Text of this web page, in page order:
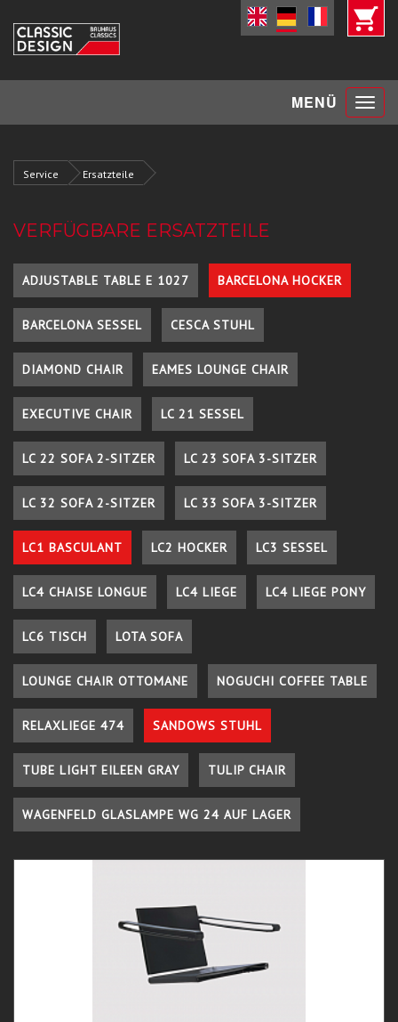
MENÜ Toggle
Service Ersatzteile
VERFÜGBARE ERSATZTEILE
ADJUSTABLE TABLE E 1027 BARCELONA HOCKER
BARCELONA SESSEL CESCA STUHL
DIAMOND CHAIR EAMES LOUNGE CHAIR
EXECUTIVE CHAIR LC 21 SESSEL
LC 22 SOFA 2-SITZER LC 23 SOFA 3-SITZER
LC 32 SOFA 2-SITZER LC 33 SOFA 3-SITZER
LC1 BASCULANT LC2 HOCKER LC3 SESSEL
LC4 CHAISE LONGUE LC4 LIEGE LC4 LIEGE PONY
LC6 TISCH LOTA SOFA
LOUNGE CHAIR OTTOMANE NOGUCHI COFFEE TABLE
RELAXLIEGE 474 SANDOWS STUHL
TUBE LIGHT EILEEN GRAY TULIP CHAIR
WAGENFELD GLASLAMPE WG 24 AUF LAGER